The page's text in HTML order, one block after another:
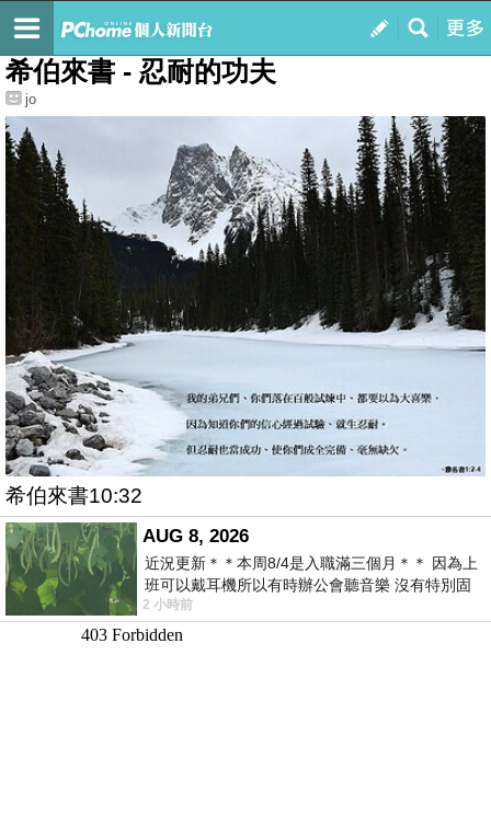
我的
最新文章
希伯來書 - 忍耐的功夫
jo
希伯來書10:32
AUG 8, 2026
近況更新＊＊本周8/4是入職滿三個月＊＊ 因為上
班可以戴耳機所以有時辦公會聽音樂 沒有特別固
定哪天但就是一周某一天會固定聽'90
2 小時前